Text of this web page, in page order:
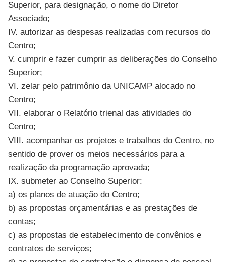
Superior, para designação, o nome do Diretor
Associado;
IV. autorizar as despesas realizadas com recursos do
Centro;
V. cumprir e fazer cumprir as deliberações do Conselho
Superior;
VI. zelar pelo patrimônio da UNICAMP alocado no
Centro;
VII. elaborar o Relatório trienal das atividades do
Centro;
VIII. acompanhar os projetos e trabalhos do Centro, no
sentido de prover os meios necessários para a
realização da programação aprovada;
IX. submeter ao Conselho Superior:
a) os planos de atuação do Centro;
b) as propostas orçamentárias e as prestações de
contas;
c) as propostas de estabelecimento de convênios e
contratos de serviços;